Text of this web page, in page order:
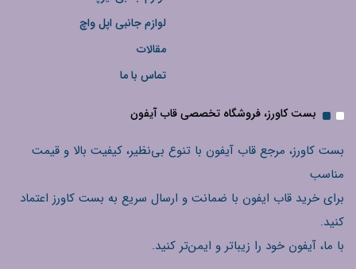
لوازم جانبی اپل واچ
مقالات
تماس با ما
بست کاورز، فروشگاه تخصصی قاب آیفون
بست کاورز، مرجع قاب آیفون با تنوع بی‌نظیر، کیفیت بالا و قیمت
مناسب
برای خرید قاب ایفون با ضمانت و ارسال سریع به بست کاورز اعتماد
کنید.
با ما، آیفون خود را زیباتر و ایمن‌تر کنید.